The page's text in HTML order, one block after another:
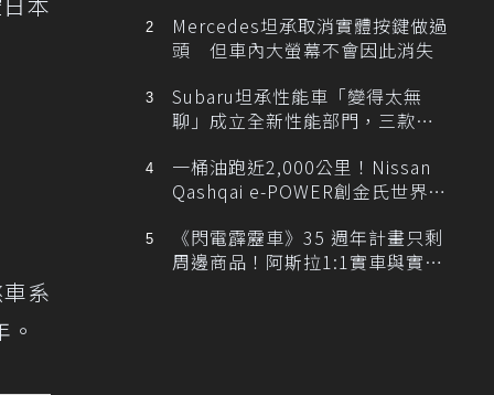
系
Mercedes坦承取消實體按鍵做過
頭 但車內大螢幕不會因此消失
Subaru坦承性能車「變得太無
聊」成立全新性能部門，三款手
一桶油跑近2,000公里！Nissan
Qashqai e-POWER創金氏世界紀
《閃電霹靂車》35 週年計畫只剩
周邊商品！阿斯拉1:1實車與實體